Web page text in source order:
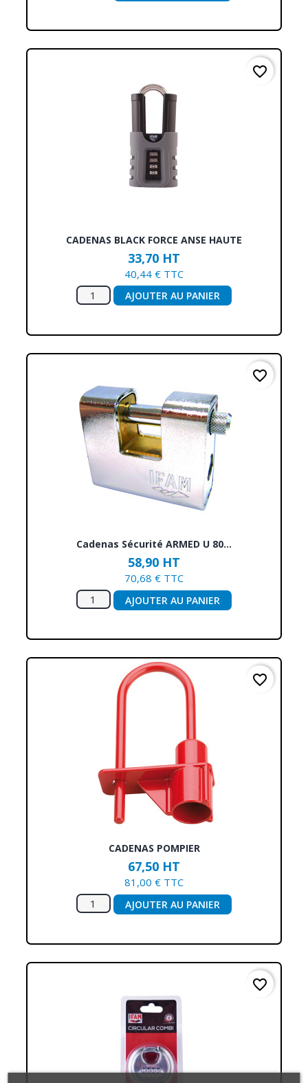
CADENAS BLACK FORCE ANSE HAUTE
33,70 HT
40,44 € TTC
AJOUTER AU PANIER
favorite_border
Cadenas Sécurité ARMED U 80...
58,90 HT
70,68 € TTC
AJOUTER AU PANIER
favorite_border
CADENAS POMPIER
67,50 HT
81,00 € TTC
AJOUTER AU PANIER
favorite_border
favorite_border